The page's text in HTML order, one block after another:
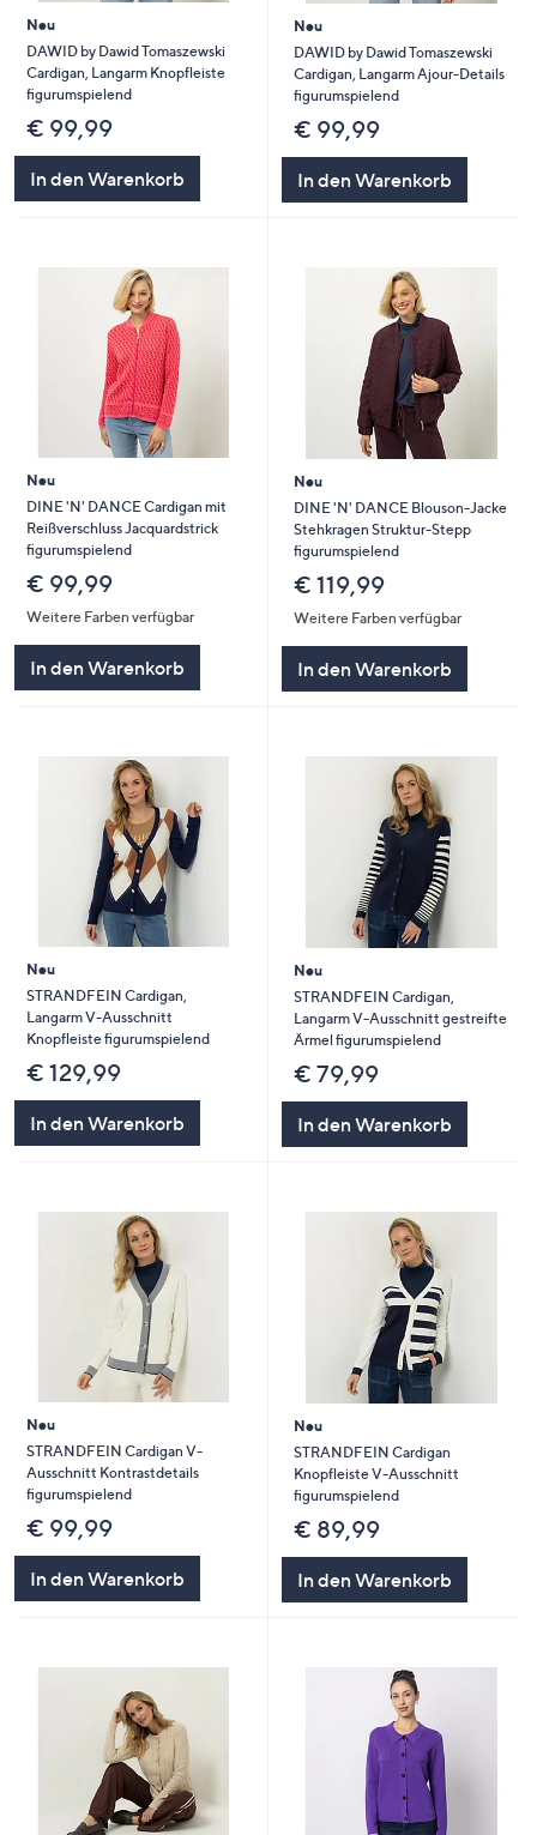
Neu
DAWID by Dawid Tomaszewski
Cardigan, Langarm Knopfleiste
figurumspielend
€ 99,99
In den Warenkorb
Neu
DAWID by Dawid Tomaszewski
Cardigan, Langarm Ajour-Details
figurumspielend
€ 99,99
In den Warenkorb
Neu
DINE 'N' DANCE Cardigan mit
Reißverschluss Jacquardstrick
figurumspielend
€ 99,99
Weitere Farben verfügbar
In den Warenkorb
Neu
DINE 'N' DANCE Blouson-Jacke
Stehkragen Struktur-Stepp
figurumspielend
€ 119,99
Weitere Farben verfügbar
In den Warenkorb
Neu
STRANDFEIN Cardigan,
Langarm V-Ausschnitt
Knopfleiste figurumspielend
€ 129,99
In den Warenkorb
Neu
STRANDFEIN Cardigan,
Langarm V-Ausschnitt gestreifte
Ärmel figurumspielend
€ 79,99
In den Warenkorb
Neu
STRANDFEIN Cardigan V-
Ausschnitt Kontrastdetails
figurumspielend
€ 99,99
In den Warenkorb
Neu
STRANDFEIN Cardigan
Knopfleiste V-Ausschnitt
figurumspielend
€ 89,99
In den Warenkorb